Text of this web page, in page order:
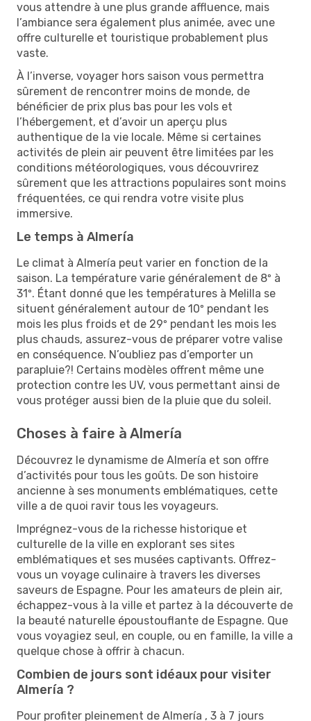
vous attendre à une plus grande affluence, mais
l’ambiance sera également plus animée, avec une
offre culturelle et touristique probablement plus
vaste.
À l’inverse, voyager hors saison vous permettra
sûrement de rencontrer moins de monde, de
bénéficier de prix plus bas pour les vols et
l’hébergement, et d’avoir un aperçu plus
authentique de la vie locale. Même si certaines
activités de plein air peuvent être limitées par les
conditions météorologiques, vous découvrirez
sûrement que les attractions populaires sont moins
fréquentées, ce qui rendra votre visite plus
immersive.
Le temps à Almería
Le climat à Almería peut varier en fonction de la
saison. La température varie généralement de 8º à
31º. Étant donné que les températures à Melilla se
situent généralement autour de 10º pendant les
mois les plus froids et de 29º pendant les mois les
plus chauds, assurez-vous de préparer votre valise
en conséquence. N’oubliez pas d’emporter un
parapluie?! Certains modèles offrent même une
protection contre les UV, vous permettant ainsi de
vous protéger aussi bien de la pluie que du soleil.
Choses à faire à Almería
Découvrez le dynamisme de Almería et son offre
d’activités pour tous les goûts. De son histoire
ancienne à ses monuments emblématiques, cette
ville a de quoi ravir tous les voyageurs.
Imprégnez-vous de la richesse historique et
culturelle de la ville en explorant ses sites
emblématiques et ses musées captivants. Offrez-
vous un voyage culinaire à travers les diverses
saveurs de Espagne. Pour les amateurs de plein air,
échappez-vous à la ville et partez à la découverte de
la beauté naturelle époustouflante de Espagne. Que
vous voyagiez seul, en couple, ou en famille, la ville a
quelque chose à offrir à chacun.
Combien de jours sont idéaux pour visiter
Almería ?
Pour profiter pleinement de Almería , 3 à 7 jours